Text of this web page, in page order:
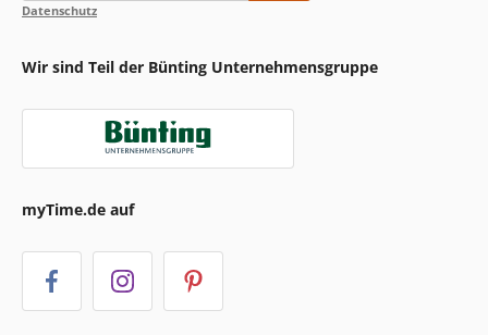
Datenschutz
Wir sind Teil der Bünting Unternehmensgruppe
myTime.de auf